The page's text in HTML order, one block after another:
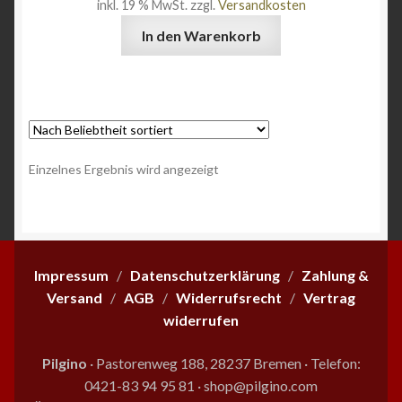
inkl. 19 % MwSt. zzgl.Versandkosten
In den Warenkorb
Einzelnes Ergebnis wird angezeigt
Impressum / Datenschutzerklärung/ Zahlung &
Versand / AGB / Widerrufsrecht / Vertrag
widerrufen
Pilgino · Pastorenweg 188, 28237 Bremen ·Telefon:
0421-83 94 95 81 ·shop@pilgino.com